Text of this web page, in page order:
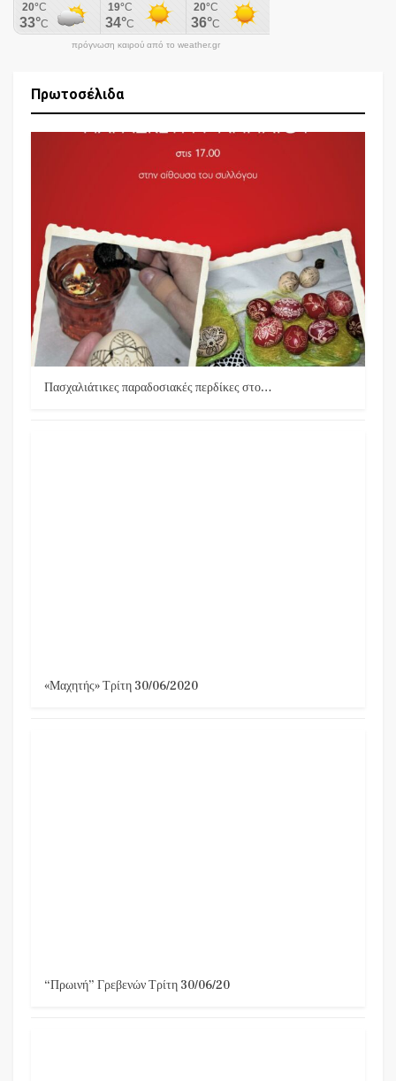
πρόγνωση καιρού από το weather.gr
Πρωτοσέλιδα
Πασχαλιάτικες παραδοσιακές περδίκες στο…
«Μαχητής» Τρίτη 30/06/2020
“Πρωινή” Γρεβενών Τρίτη 30/06/20